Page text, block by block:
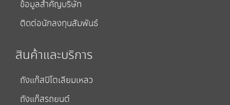
ข้อมูลสำคัญบริษัท
ติดต่อนักลงทุนสัมพันธ์
สินค้าและบริการ
ถังแก๊สปิโตเลียมเหลว
ถังแก๊สรถยนต์